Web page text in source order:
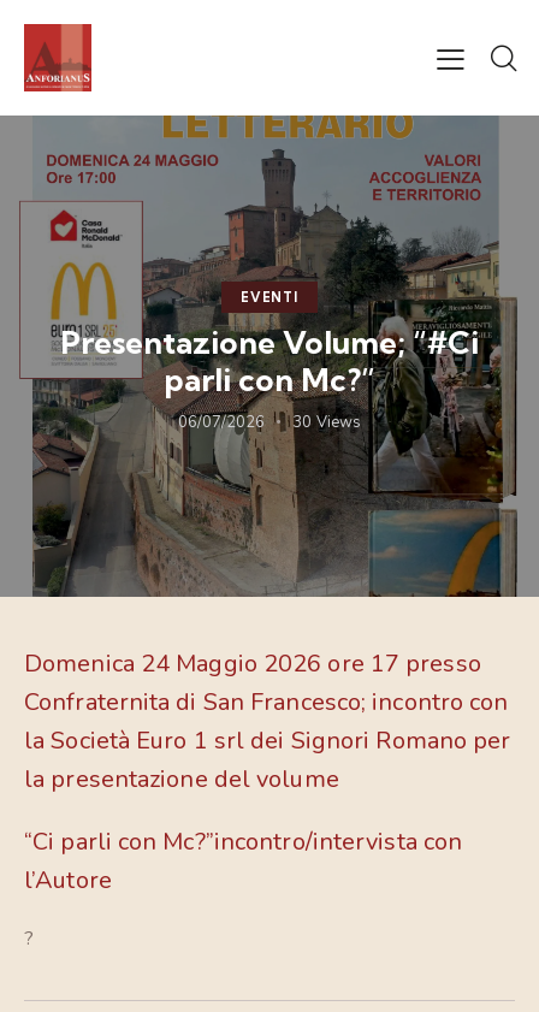
EVENTI
Presentazione Volume; “#Ci
parli con Mc?”
06/07/2026 30 Views
Domenica 24 Maggio 2026 ore 17 presso
Confraternita di San Francesco; incontro con
la Società Euro 1 srl dei Signori Romano per
la presentazione del volume
“Ci parli con Mc?”incontro/intervista con
l’Autore
?